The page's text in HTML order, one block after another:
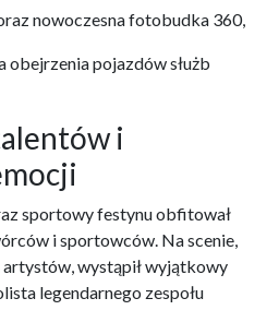
nowoczesna fotobudka 360,
obejrzenia pojazdów służb
i
sportowy festynu obfitował
i sportowców. Na scenie,
wystąpił wyjątkowy
legendarnego zespołu